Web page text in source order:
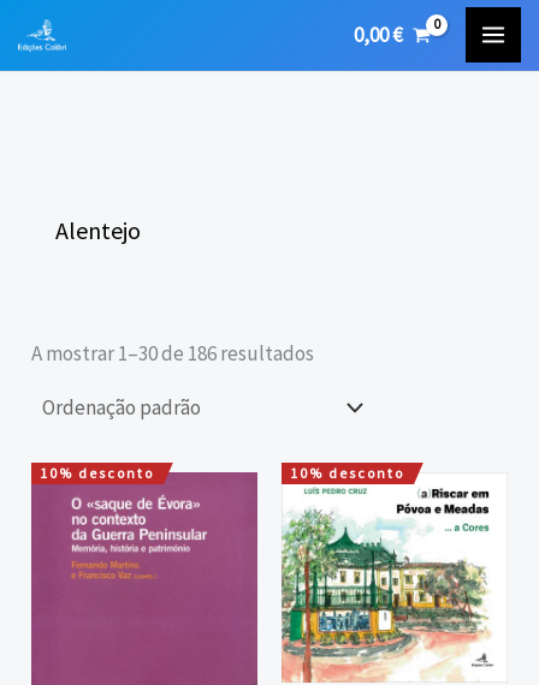
0,00€
Alentejo
A mostrar 1–30 de 186 resultados
10% desconto
O
preço
original
era:
12,00 €.
O
preço
atual
é:
10,80 €.
10% desconto
O
original
era:
22,00 €.
O
preço
atual
é:
19,80 €.